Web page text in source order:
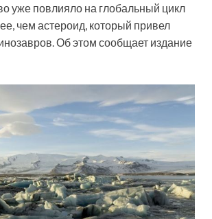
уже повлияло на глобальный цикл
чем астероид, который привел
Об этом сообщает издание